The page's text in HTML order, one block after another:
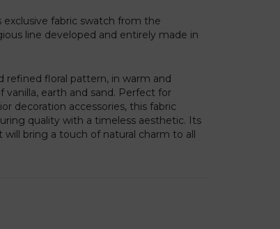
fabric swatch from the
line developed and entirely made in
refined floral pattern, in warm and
earth and sand. Perfect for
decoration accessories, this fabric
quality with a timeless aesthetic. Its
bring a touch of natural charm to all